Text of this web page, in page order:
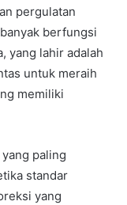
pergulatan
berfungsi
yang lahir adalah
untuk meraih
memiliki
paling
standar
yang